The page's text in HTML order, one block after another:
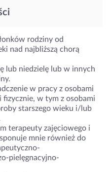
rodziny od
nad najbliższą chorą
lub niedzielę lub w innych
w pracy z osobami
w tym z osobami
starszego wieku i/lub
terapeuty zajęciowego i
mnie również do
pielęgnacyjno-